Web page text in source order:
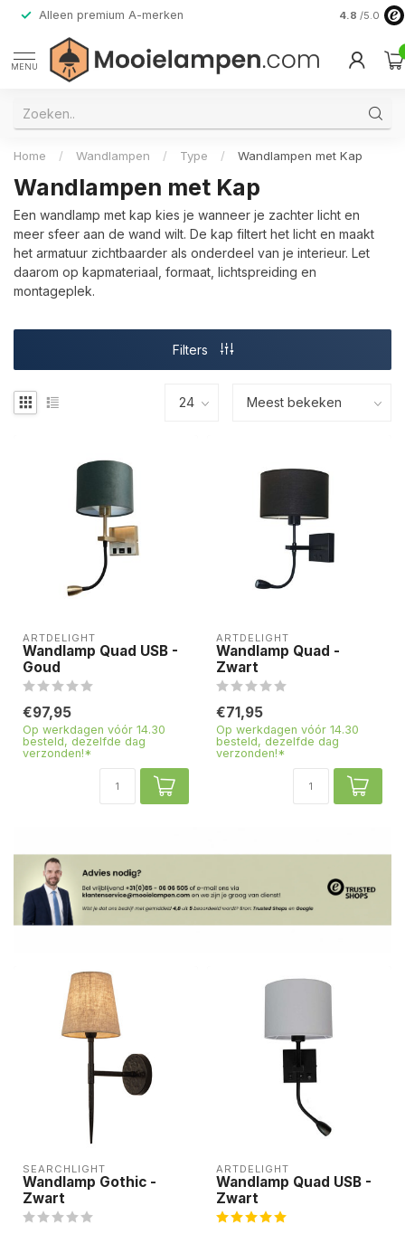
Alleen premium A-merken 4.8 /5.0
MENU
Home / Wandlampen / Type / Wandlampen met Kap
Wandlampen met Kap
Een wandlamp met kap kies je wanneer je zachter licht en
meer sfeer aan de wand wilt. De kap filtert het licht en maakt
het armatuur zichtbaarder als onderdeel van je interieur. Let
daarom op kapmateriaal, formaat, lichtspreiding en
montageplek.
Filters
ARTDELIGHT
Wandlamp Quad USB -
Goud
€97,95
Op werkdagen vóór 14.30
besteld, dezelfde dag
verzonden!*
ARTDELIGHT
Wandlamp Quad -
Zwart
€71,95
Op werkdagen vóór 14.30
besteld, dezelfde dag
verzonden!*
SEARCHLIGHT
Wandlamp Gothic -
Zwart
ARTDELIGHT
Wandlamp Quad USB -
Zwart